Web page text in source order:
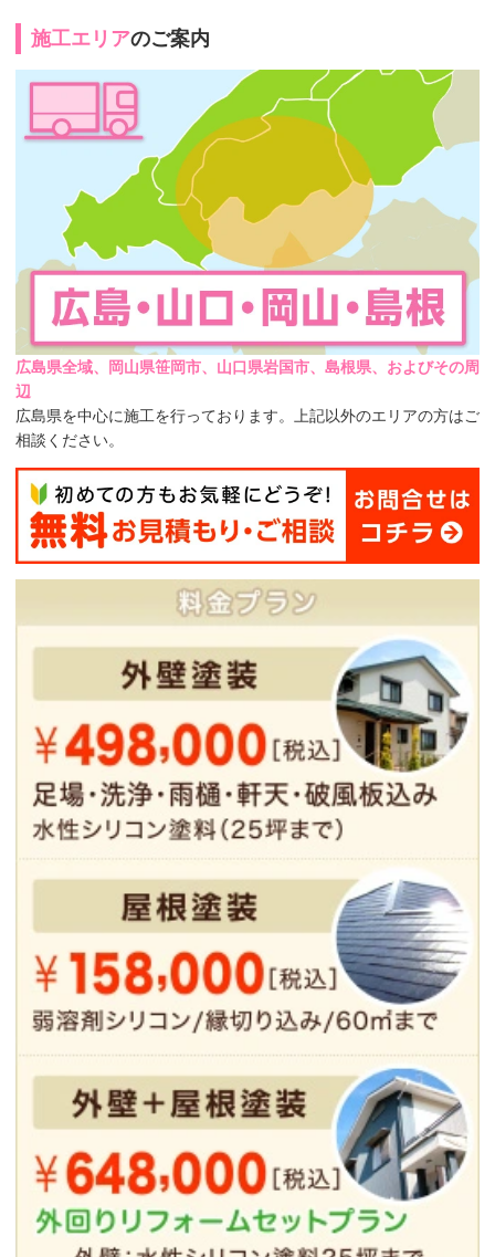
施工エリアのご案内
広島県全域、岡山県笹岡市、山口県岩国市、島根県、およびその周
辺
広島県を中心に施工を行っております。上記以外のエリアの方はご
相談ください。